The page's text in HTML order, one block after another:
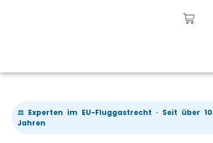
⚖️ Experten im EU-Fluggastrecht · Seit über 10
Jahren